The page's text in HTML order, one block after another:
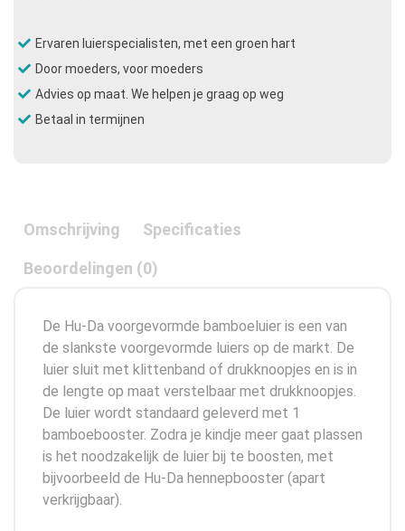
Ervaren luierspecialisten, met een groen hart
Door moeders, voor moeders
Advies op maat. We helpen je graag op weg
Betaal in termijnen
Omschrijving Specificaties
Beoordelingen (0)
De Hu-Da voorgevormde bamboeluier is een van
de slankste voorgevormde luiers op de markt. De
luier sluit met klittenband of drukknoopjes en is in
de lengte op maat verstelbaar met drukknoopjes.
De luier wordt standaard geleverd met 1
bamboebooster. Zodra je kindje meer gaat plassen
is het noodzakelijk de luier bij te boosten, met
bijvoorbeeld de Hu-Da hennepbooster (apart
verkrijgbaar).